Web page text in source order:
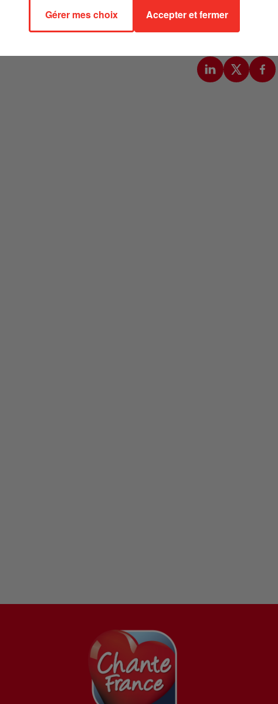
» dans une interview donnée au Journal du Dimanche, Benjamin
». Celui qui est en pleine promotion de son prochain
se contrefoutent de savoir quel artiste soutient quel
Gérer mes choix Accepter et fermer